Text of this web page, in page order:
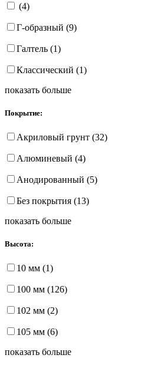
(4)
Г-образный (9)
Галтель (1)
Классический (1)
показать больше
Покрытие:
Акриловый грунт (32)
Алюминевый (4)
Анодированный (5)
Без покрытия (13)
показать больше
Высота:
10 мм (1)
100 мм (126)
102 мм (2)
105 мм (6)
показать больше